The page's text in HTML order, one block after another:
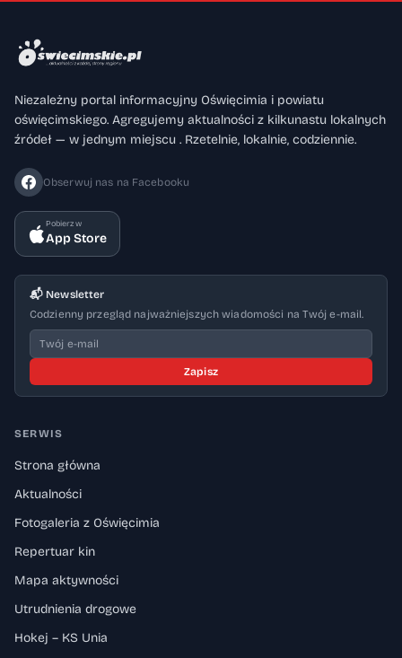
Niezależny portal informacyjny Oświęcimia i powiatu
oświęcimskiego. Agregujemy aktualności z kilkunastu lokalnych
źródeł — w jednym miejscu . Rzetelnie, lokalnie, codziennie.
Obserwuj nas na Facebooku
Pobierz w
App Store
📬 Newsletter
Codzienny przegląd najważniejszych wiadomości na Twój e-mail.
Zapisz
SERWIS
Strona główna
Aktualności
Fotogaleria z Oświęcimia
Repertuar kin
Mapa aktywności
Utrudnienia drogowe
Hokej – KS Unia